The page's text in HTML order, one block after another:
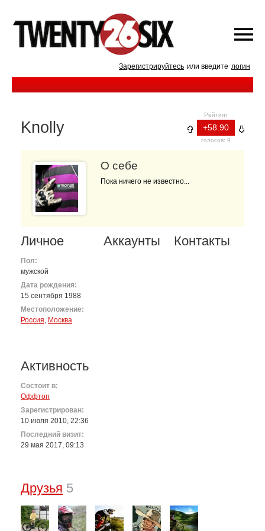
Зарегистрируйтесь или введите логин
Рейтинг
+58.90
голосов: 9
Knolly
О себе
Пока ничего не известно...
Личное
Пол:
мужской
Дата рождения:
15 сентября 1988
Местоположение:
Россия, Москва
Аккаунты Контакты
Активность
Состоит в:
Оффтоп
Зарегистрирован:
10 июля 2010, 22:36
Последний визит:
29 мая 2017, 09:13
Друзья 5